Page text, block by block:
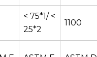
< 75*1/ <
25*2
1100